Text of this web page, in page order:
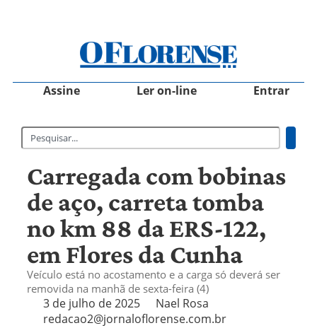
Assine Ler on-line Entrar
Carregada com bobinas
de aço, carreta tomba
no km 88 da ERS-122,
em Flores da Cunha
Veículo está no acostamento e a carga só deverá ser
removida na manhã de sexta-feira (4)
3 de julho de 2025
Nael Rosa
redacao2@jornaloflorense.com.br